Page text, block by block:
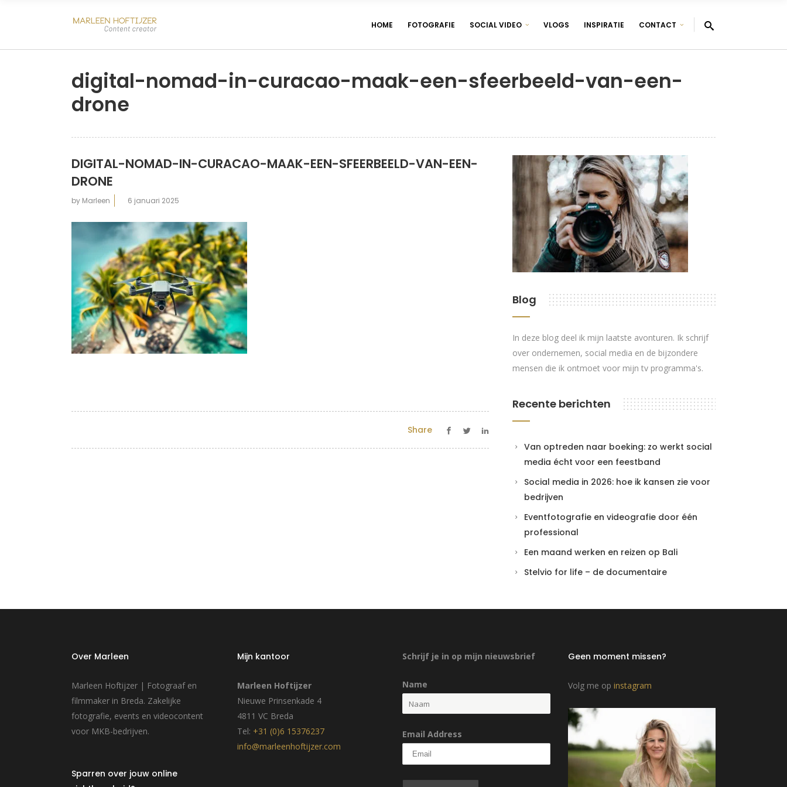
HOME FOTOGRAFIE SOCIAL VIDEO VLOGS INSPIRATIE CONTACT
digital-nomad-in-curacao-maak-een-sfeerbeeld-van-een-
drone
DIGITAL-NOMAD-IN-CURACAO-MAAK-EEN-SFEERBEELD-VAN-EEN-
DRONE
by Marleen 6 januari 2025
Share
Blog
In deze blog deel ik mijn laatste avonturen. Ik schrijf
over ondernemen, social media en de bijzondere
mensen die ik ontmoet voor mijn tv programma's.
Recente berichten
Van optreden naar boeking: zo werkt social
media écht voor een feestband
Social media in 2026: hoe ik kansen zie voor
bedrijven
Eventfotografie en videografie door één
professional
Een maand werken en reizen op Bali
Stelvio for life – de documentaire
Over Marleen
Marleen Hoftijzer | Fotograaf en
filmmaker in Breda. Zakelijke
fotografie, events en videocontent
voor MKB-bedrijven.
Sparren over jouw online
Mijn kantoor
Marleen Hoftijzer
Nieuwe Prinsenkade 4
4811 VC Breda
Tel: +31 (0)6 15376237
info@marleenhoftijzer.com
Schrijf je in op mijn nieuwsbrief
Name
Email Address
Geen moment missen?
Volg me op instagram